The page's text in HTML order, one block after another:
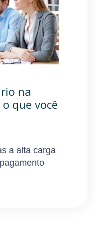
na
que você
a alta carga